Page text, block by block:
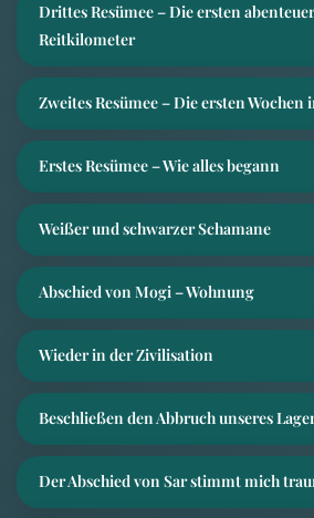
Drittes Resümee – Die ersten
Reitkilometer
Zweites Resümee – Die ersten Wochen
Erstes Resümee – Wie alles begann
Weißer und schwarzer Schamane
Abschied von Mogi – Wohnung
Wieder in der Zivilisation
Beschließen den Abbruch unseres
Der Abschied von Sar stimmt mich